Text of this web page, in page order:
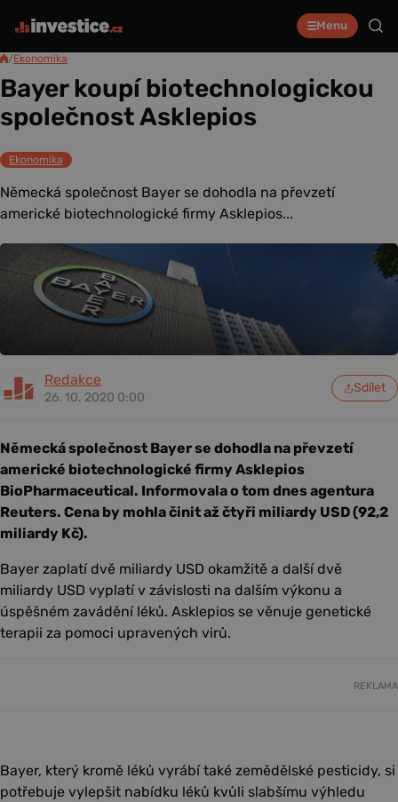
Menu
/Ekonomika
Bayer koupí biotechnologickou
společnost Asklepios
Ekonomika
Německá společnost Bayer se dohodla na převzetí
americké biotechnologické firmy Asklepios...
Redakce
26. 10. 2020 0:00
Sdílet
Německá společnost Bayer se dohodla na převzetí
americké biotechnologické firmy Asklepios
BioPharmaceutical. Informovala o tom dnes agentura
Reuters. Cena by mohla činit až čtyři miliardy USD (92,2
miliardy Kč).
Bayer zaplatí dvě miliardy USD okamžitě a další dvě
miliardy USD vyplatí v závislosti na dalším výkonu a
úspěšném zavádění léků. Asklepios se věnuje genetické
terapii za pomoci upravených virů.
REKLAMA
Bayer, který kromě léků vyrábí také zemědělské pesticidy, si
potřebuje vylepšit nabídku léků kvůli slabšímu výhledu